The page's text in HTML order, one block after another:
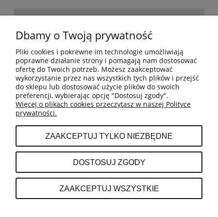
BESTSELLERY
MOJE KONTO
INFORMACJE
O NAS
Dbamy o Twoją prywatność
Pliki cookies i pokrewne im technologie umożliwiają
poprawne działanie strony i pomagają nam dostosować
ofertę do Twoich potrzeb. Możesz zaakceptować
wykorzystanie przez nas wszystkich tych plików i przejść
do sklepu lub dostosować użycie plików do swoich
preferencji, wybierając opcję "Dostosuj zgody".
Więcej o plikach cookies przeczytasz w naszej Polityce
prywatności.
ZAAKCEPTUJ TYLKO NIEZBĘDNE
DOSTOSUJ ZGODY
ZAAKCEPTUJ WSZYSTKIE